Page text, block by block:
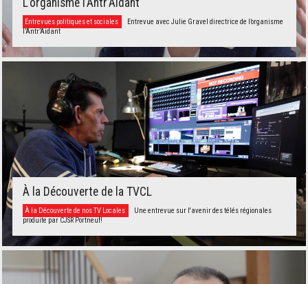
L’organisme l’Antr’Aidant
Entrevues politiques et sociales
Entrevue avec Julie Gravel directrice de l’organisme
l’Antr’Aidant
À la Découverte de la TVCL
À la Découverte de nos TV Locales
Une entrevue sur l'avenir des télés régionales
produite par CJSR Portneuf!